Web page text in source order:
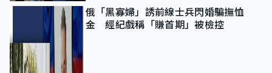
俄「黑寡婦」誘前線士兵閃婚騙撫恤
金 經紀戲稱「賺首期」被檢控